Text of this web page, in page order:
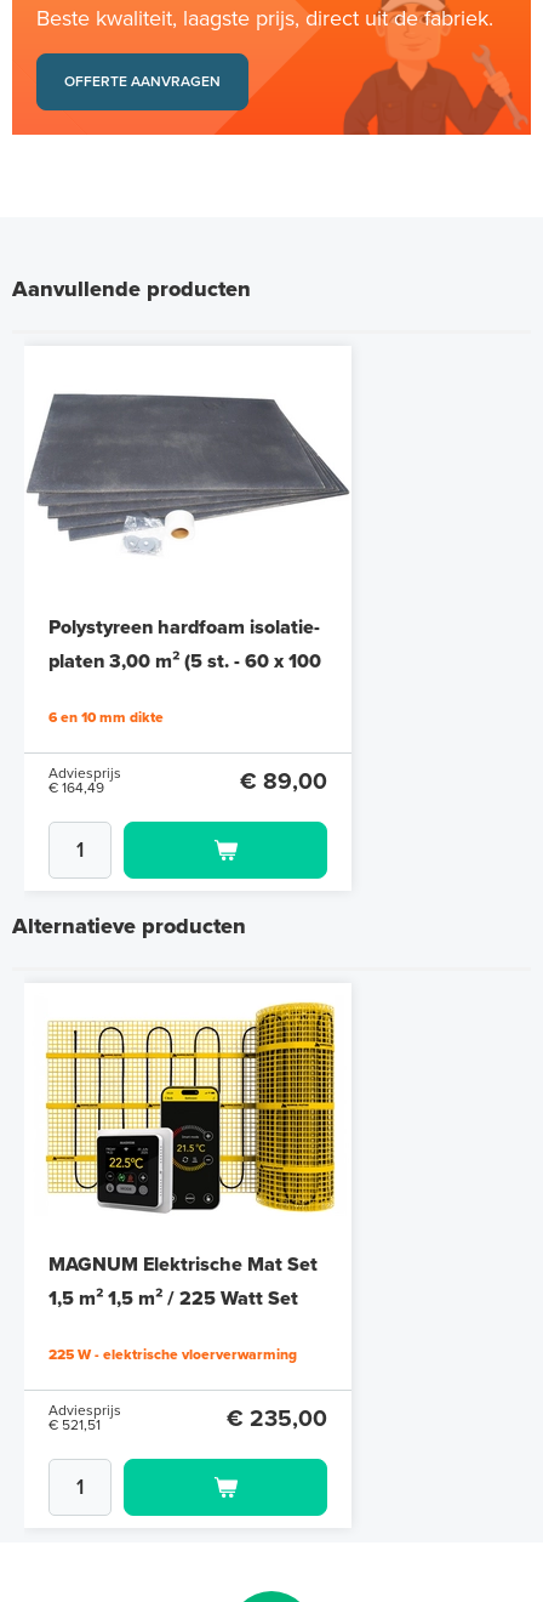
Beste kwaliteit, laagste prijs, direct uit de fabriek.
OFFERTE AANVRAGEN
Aanvullende producten
Polystyreen hardfoam isolatie-
platen 3,00 m² (5 st. - 60 x 100
6 en 10 mm dikte
Adviesprijs
€ 164,49
€ 89,00
Polystyreen hardfoam isolatie-
cm à 0,6 cm)
6 en 10 mm dikte
€ 212,50
€ 109,90
Alternatieve producten
MAGNUM Elektrische Mat Set
1,5 m² 1,5 m² / 225 Watt Set
225 W - elektrische vloerverwarming
Adviesprijs
€ 521,51
€ 235,00